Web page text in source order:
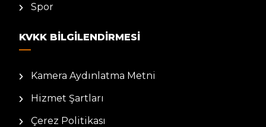
Spor
KVKK BILGILENDIRMESI
Kamera Aydınlatma Metni
Hizmet Şartları
Çerez Politikası